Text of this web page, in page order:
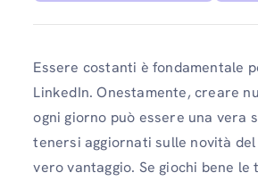
Essere costanti è fondamentale
LinkedIn. Onestamente, creare
ogni giorno può essere una vera
tenersi aggiornati sulle novità
vero vantaggio. Se giochi bene le